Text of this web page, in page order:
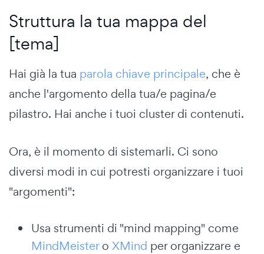
Struttura la tua mappa del
[tema]
Hai già la tua parola chiave principale, che è
anche l'argomento della tua/e pagina/e
pilastro. Hai anche i tuoi cluster di contenuti.
Ora, è il momento di sistemarli. Ci sono
diversi modi in cui potresti organizzare i tuoi
"argomenti":
Usa strumenti di "mind mapping" come
MindMeistero XMind per organizzare e